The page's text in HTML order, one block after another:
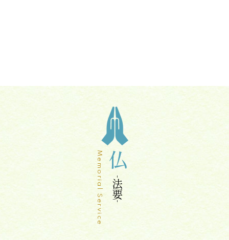
仏
法要
Memorial Service